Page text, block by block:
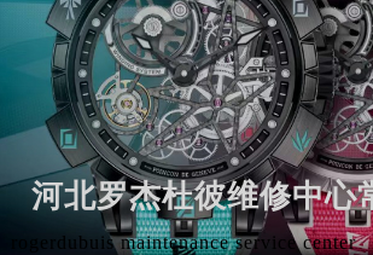
河北罗杰杜彼维修中心
rogerdubuis maintenance service center